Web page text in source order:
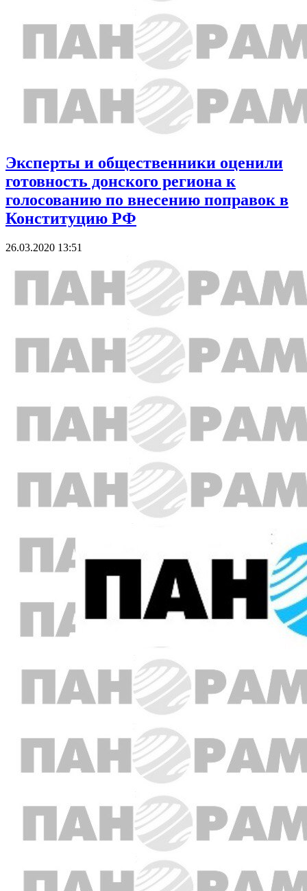
Эксперты и общественники оценили
готовность донского региона к
голосованию по внесению поправок в
Конституцию РФ
26.03.2020 13:51